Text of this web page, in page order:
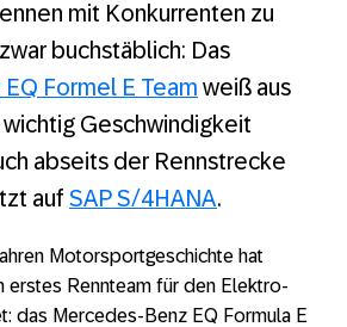
mit Konkurrenten zu
buchstäblich: Das
Formel E Team weiß aus
Geschwindigkeit
abseits der Rennstrecke
auf SAP S/4HANA.
Motorsportgeschichte hat
erstes Rennteam für den Elektro-
das Mercedes-Benz EQ Formula E